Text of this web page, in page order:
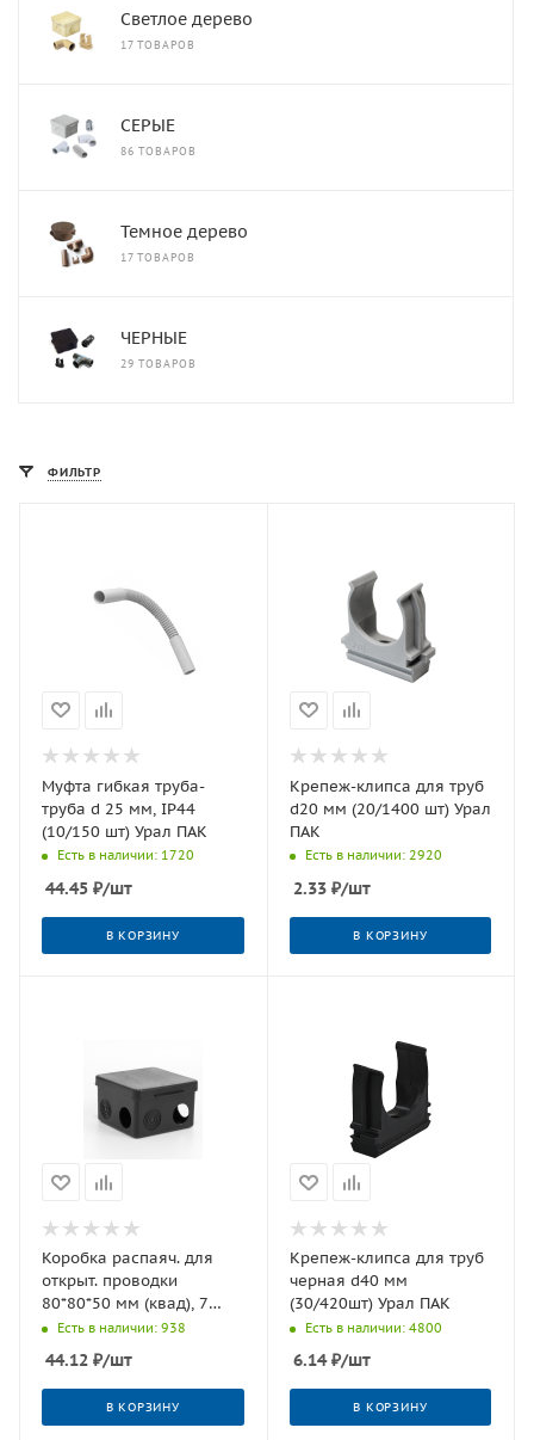
Светлое дерево
17 ТОВАРОВ
СЕРЫЕ
86 ТОВАРОВ
Темное дерево
17 ТОВАРОВ
ЧЕРНЫЕ
29 ТОВАРОВ
ФИЛЬТР
Муфта гибкая труба-
труба d 25 мм, IP44
(10/150 шт) Урал ПАК
Есть в наличии: 1720
44.45 ₽/шт
В КОРЗИНУ
Крепеж-клипса для труб
d20 мм (20/1400 шт) Урал
ПАК
Есть в наличии: 2920
2.33₽/шт
В КОРЗИНУ
Коробка распаяч. для
открыт. проводки
80*80*50 мм (квад), 7
входов (гермов) черная
IP54 (32 шт) УП
Есть в наличии: 938
44.12 ₽/шт
В КОРЗИНУ
Крепеж-клипса для труб
черная d40 мм
(30/420шт) Урал ПАК
Есть в наличии: 4800
6.14₽/шт
В КОРЗИНУ